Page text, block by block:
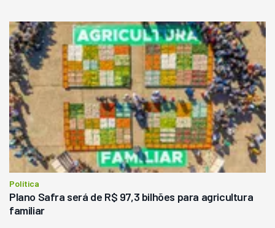
Política
Plano Safra será de R$ 97,3 bilhões para agricultura
familiar